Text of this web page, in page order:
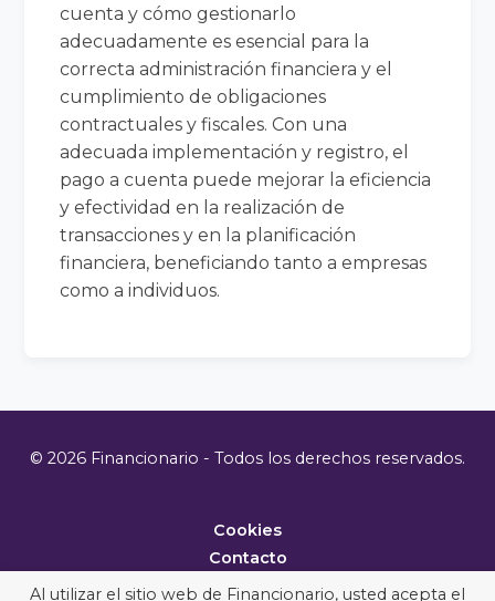
cuenta y cómo gestionarlo
adecuadamente es esencial para la
correcta administración financiera y el
cumplimiento de obligaciones
contractuales y fiscales. Con una
adecuada implementación y registro, el
pago a cuenta puede mejorar la eficiencia
y efectividad en la realización de
transacciones y en la planificación
financiera, beneficiando tanto a empresas
como a individuos.
© 2026 Financionario - Todos los derechos reservados.
Cookies
Contacto
Metodología
Al utilizar el sitio web de Financionario, usted acepta el